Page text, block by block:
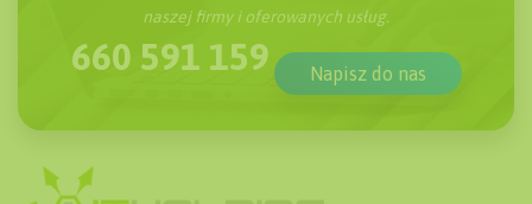
naszej firmy i oferowanych usług.
660 591 159 Napisz do nas